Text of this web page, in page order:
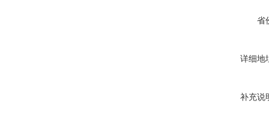
省
详细地
补充说